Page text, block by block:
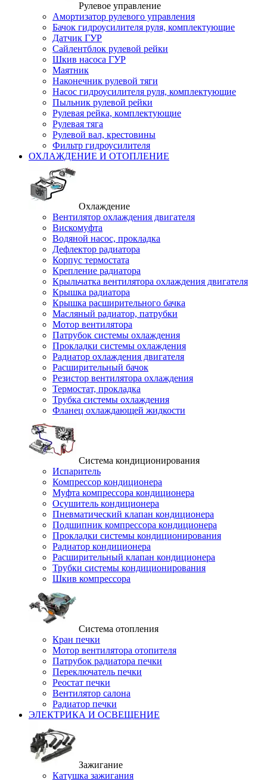
Рулевое управление
Амортизатор рулевого управления
Бачок гидроусилителя руля, комплектующие
Датчик ГУР
Сайлентблок рулевой рейки
Шкив насоса ГУР
Маятник
Наконечник рулевой тяги
Насос гидроусилителя руля, комплектующие
Пыльник рулевой рейки
Рулевая рейка, комплектующие
Рулевая тяга
Рулевой вал, крестовины
Фильтр гидроусилителя
ОХЛАЖДЕНИЕ И ОТОПЛЕНИЕ
Охлаждение
Вентилятор охлаждения двигателя
Вискомуфта
Водяной насос, прокладка
Дефлектор радиатора
Корпус термостата
Крепление радиатора
Крыльчатка вентилятора охлаждения двигателя
Крышка радиатора
Крышка расширительного бачка
Масляный радиатор, патрубки
Мотор вентилятора
Патрубок системы охлаждения
Прокладки системы охлаждения
Радиатор охлаждения двигателя
Расширительный бачок
Резистор вентилятора охлаждения
Термостат, прокладка
Трубка системы охлаждения
Фланец охлаждающей жидкости
Система кондиционирования
Испаритель
Компрессор кондиционера
Муфта компрессора кондиционера
Осушитель кондиционера
Пневматический клапан кондиционера
Подшипник компрессора кондиционера
Прокладки системы кондиционирования
Радиатор кондиционера
Расширительный клапан кондиционера
Трубки системы кондиционирования
Шкив компрессора
Система отопления
Кран печки
Мотор вентилятора отопителя
Патрубок радиатора печки
Переключатель печки
Реостат печки
Вентилятор салона
Радиатор печки
ЭЛЕКТРИКА И ОСВЕЩЕНИЕ
Зажигание
Катушка зажигания